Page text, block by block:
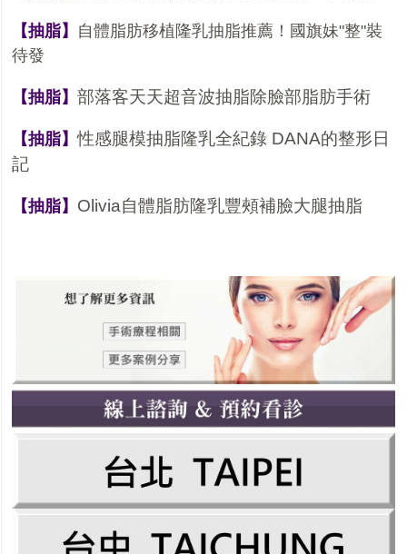
【抽脂】 自體脂肪移植隆乳抽脂推薦！國旗妹"整"裝
待發
【抽脂】部落客天天超音波抽脂除臉部脂肪手術
【抽脂】性感腿模抽脂隆乳全紀錄 DANA的整形日
記
【抽脂】 Olivia自體脂肪隆乳豐頰補臉大腿抽脂